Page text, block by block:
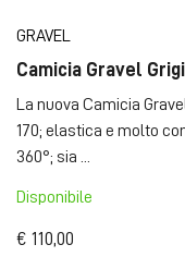
GRAVEL
Camicia Gravel
La nuova Camicia
170; elastica e molto
360°; sia ...
Disponibile
€ 110,00